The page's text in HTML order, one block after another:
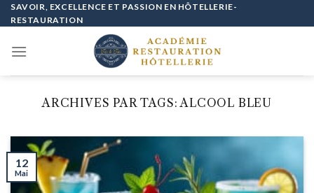
Passer
au
SAVOIR, EXCELLENCE ET PASSION EN HÔTELLERIE-
RESTAURATION
ARCHIVES PAR TAGS:ALCOOL BLEU
12
Mai